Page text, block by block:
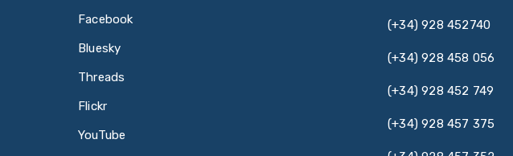
Facebook
Bluesky
Threads
Flickr
YouTube
(+34) 928 452740
(+34) 928 458 056
(+34) 928 452 749
(+34) 928 457 375